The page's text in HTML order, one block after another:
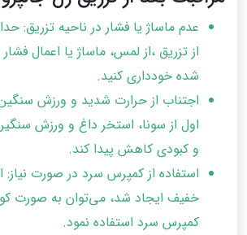
از تزریق ،از لمس، ماساژ یا اعمال
شده خودداری کنید.
اول از سونا، استخر داغ و ورزش
و کبودی کاهش پیدا کند.
استفاده از کمپرس سرد در صورت نیاز:
خفیف ایجاد شد، می‌توان به صورت
کمپرس سرد استفاده نمود.